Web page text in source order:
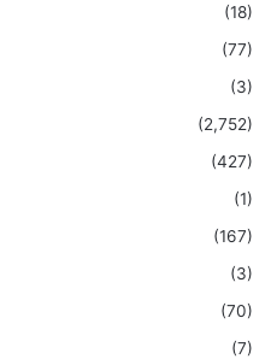
(18)
(77)
(3)
(2,752)
(427)
(1)
(167)
(3)
(70)
(7)